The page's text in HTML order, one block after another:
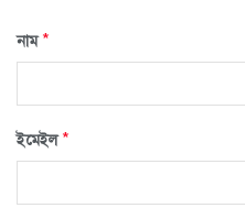
নাম*
ইমেইল*